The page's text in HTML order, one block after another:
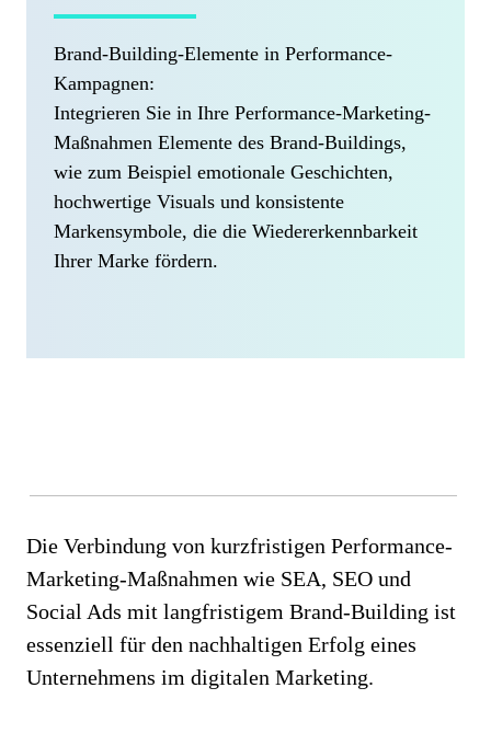
Brand-Building-Elemente in Performance-
Kampagnen:
Integrieren Sie in Ihre Performance-Marketing-
Maßnahmen Elemente des Brand-Buildings,
wie zum Beispiel emotionale Geschichten,
hochwertige Visuals und konsistente
Markensymbole, die die Wiedererkennbarkeit
Ihrer Marke fördern.
Die Verbindung von kurzfristigen Performance-
Marketing-Maßnahmen wie SEA, SEO und
Social Ads mit langfristigem Brand-Building ist
essenziell für den nachhaltigen Erfolg eines
Unternehmens im digitalen Marketing.